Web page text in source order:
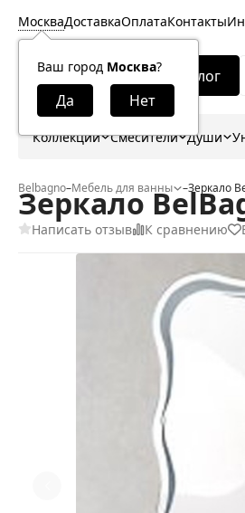
Москва
Ваш город Москва?
ДоставкаОплатаКонтакты
Каталог
Коллекции Смесители Души
Belbagno–Мебель для ванны –Зеркало
Зеркало
Написать отзыв К сравнению